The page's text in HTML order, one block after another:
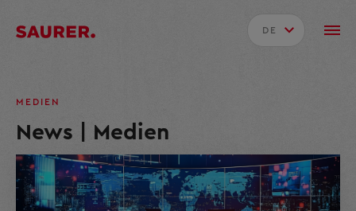
DE
MEDIEN
News | Medien